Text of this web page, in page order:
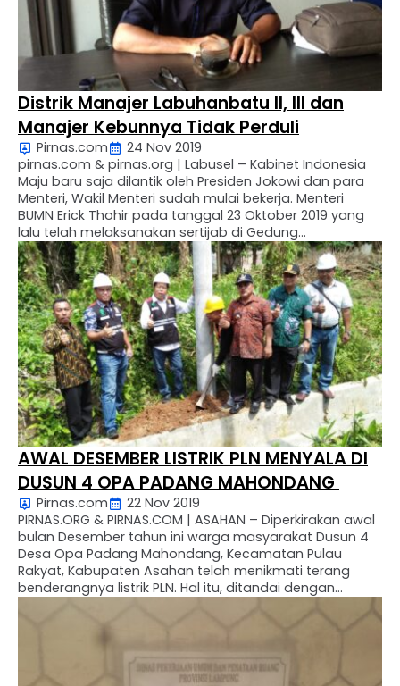
Distrik Manajer Labuhanbatu II, III dan
Manajer Kebunnya Tidak Perduli
Pirnas.com
24 Nov 2019
pirnas.com & pirnas.org | Labusel – Kabinet Indonesia
Maju baru saja dilantik oleh Presiden Jokowi dan para
Menteri, Wakil Menteri sudah mulai bekerja. Menteri
BUMN Erick Thohir pada tanggal 23 Oktober 2019 yang
lalu telah melaksanakan sertijab di Gedung
Kementerian BUMN Jakarta Pusat. Menteri BUMN Erick
Thoir telah meminta Direksi BUMN untuk membuat
rencana kerja …
AWAL DESEMBER LISTRIK PLN MENYALA DI
DUSUN 4 OPA PADANG MAHONDANG
Pirnas.com
22 Nov 2019
PIRNAS.ORG & PIRNAS.COM | ASAHAN – Diperkirakan awal
bulan Desember tahun ini warga masyarakat Dusun 4
Desa Opa Padang Mahondang, Kecamatan Pulau
Rakyat, Kabupaten Asahan telah menikmati terang
benderangnya listrik PLN. Hal itu, ditandai dengan
pada Jum’at (22/11/2019). Penancapan tiang pertama